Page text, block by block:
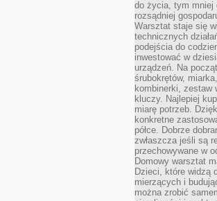
do życia, tym mniej
rozsądniej
Warsztat staje się
technicznych
podejścia do
inwestować w
urządzeń. Na
śrubokrętów,
kombinerki, zestaw
kluczy. Najlepiej
miarę potrzeb.
konkretne
półce. Dobrze
zwłaszcza jeśli są
przechowywane w
Domowy warsztat
Dzieci, które widzą
mierzących i
można zrobić